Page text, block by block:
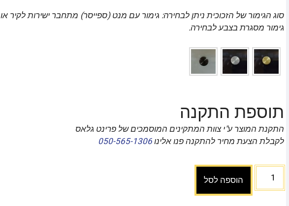
סוג הגימור של הזכוכית ניתן לבחירה: גימור עם מנט (ספייסר) מתחבר ישירות לקיר או
גימור מסגרת בצבע לבחירה.
תוספת התקנה
התקנת המוצר ע"י צוות המתקינים המוסמכים של פרינט גלאס
לקבלת הצעת מחיר להתקנה פנו אלינו050-565-1306
הוספה לסל